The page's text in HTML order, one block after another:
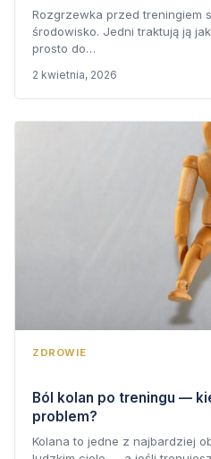
Rozgrzewka przed treningiem
środowisko. Jedni traktują ją
prosto do…
2 kwietnia, 2026
ZDROWIE
Ból kolan po treningu —
problem?
Kolana to jedne z najbardziej